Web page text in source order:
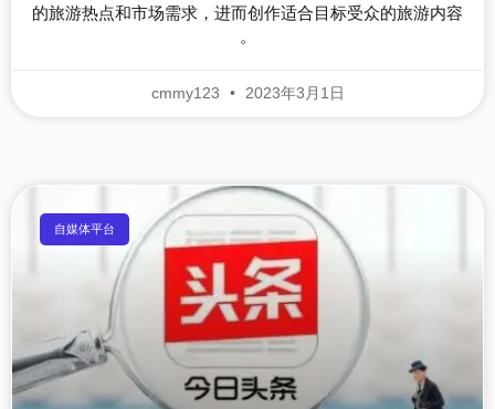
的旅游热点和市场需求，进而创作适合目标受众的旅游内容
。
cmmy123 2023年3月1日
自媒体平台